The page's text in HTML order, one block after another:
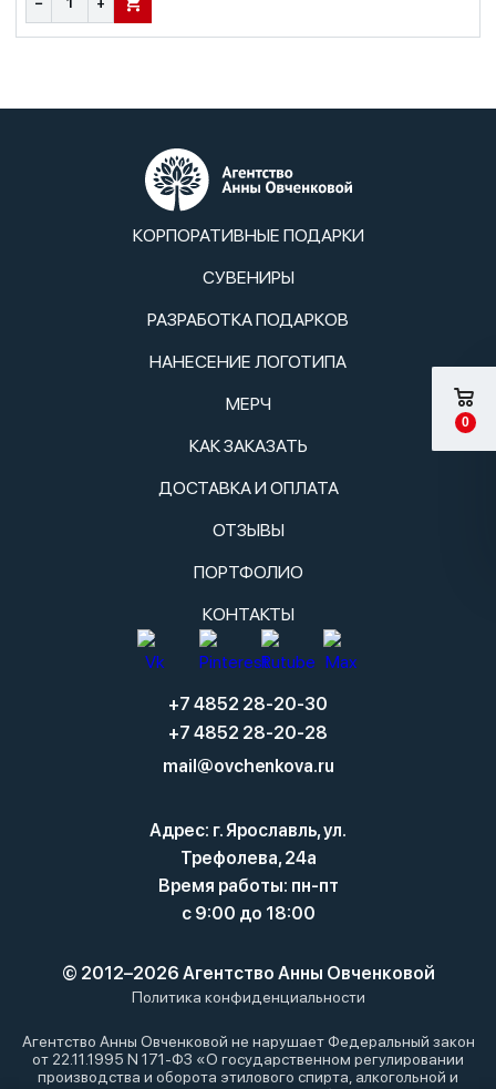
В КОРЗИНУ
КОРПОРАТИВНЫЕ ПОДАРКИ
СУВЕНИРЫ
РАЗРАБОТКА ПОДАРКОВ
НАНЕСЕНИЕ ЛОГОТИПА
МЕРЧ
КАК ЗАКАЗАТЬ
ДОСТАВКА И ОПЛАТА
ОТЗЫВЫ
ПОРТФОЛИО
КОНТАКТЫ
+7 4852 28-20-30
+7 4852 28-20-28
mail@ovchenkova.ru
Адрес: г. Ярославль, ул.
Трефолева, 24а
Время работы: пн-пт
с 9:00 до 18:00
Политика конфиденциальности
© 2012–2026 Агентство Анны Овченковой
Агентство Анны Овченковой не нарушает Федеральный закон
от 22.11.1995 N 171-ФЗ «О государственном регулировании
производства и оборота этилового спирта, алкогольной и
0